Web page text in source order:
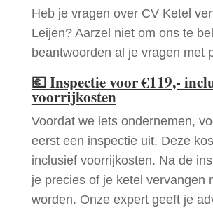
Heb je vragen over CV Ketel
Leijen? Aarzel niet om ons te
beantwoorden al je vragen met
💶Inspectie voor €119,-
voorrijkosten
Voordat we iets ondernemen,
eerst een inspectie uit. Deze
inclusief voorrijkosten. Na de
je precies of je ketel vervangen
worden. Onze expert geeft je